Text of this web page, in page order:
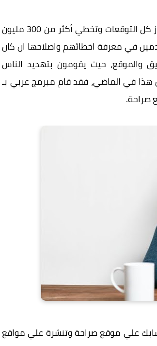
منذ تم اطلاق تطبيق الصراحة بواسطة مبرمج سعودي، وقد تجاوز كل التوقعات وتخطي أكثر من 300 مليون
في معرفة اخطائهم واصلاحها ان كان
والموقع، حيث يقومون بتهديد الناس
في الماضي، فقد قام مبرمج عربي بـ
صراحة.
علي موقع صراحة وتنشرة علي مواقع